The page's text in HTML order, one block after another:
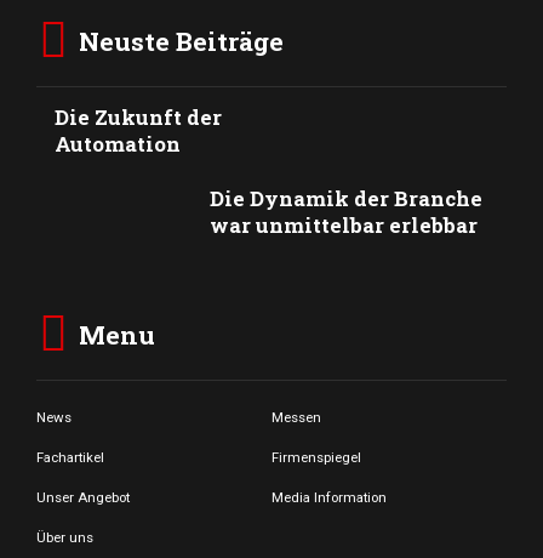
Neuste Beiträge
Die Zukunft der
Automation
Die Dynamik der Branche
war unmittelbar erlebbar
Menu
News Messen
Fachartikel Firmenspiegel
Unser Angebot Media Information
Über uns